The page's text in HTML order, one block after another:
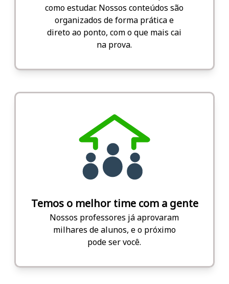
como estudar. Nossos conteúdos são
organizados de forma prática e
direto ao ponto, com o que mais cai
na prova.
Temos o melhor time com a gente
Nossos professores já aprovaram
milhares de alunos, e o próximo
pode ser você.